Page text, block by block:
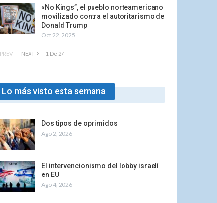
«No Kings”, el pueblo norteamericano
movilizado contra el autoritarismo de
Donald Trump
Oct 22, 2025
PREV NEXT 1 De 27
Lo más visto esta semana
Dos tipos de oprimidos
Ago 2, 2026
El intervencionismo del lobby israelí
en EU
Ago 4, 2026